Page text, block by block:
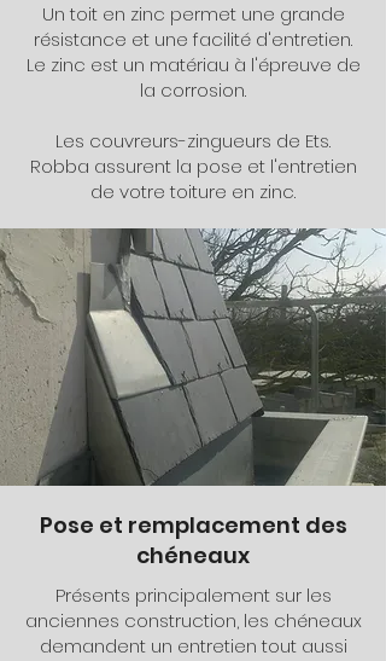
Un toit en zinc permet une grande
résistance et une facilité d'entretien.
Le zinc est un matériau à l'épreuve de
la corrosion.
Les couvreurs-zingueurs de Ets.
Robba assurent la pose et l'entretien
de votre toiture en zinc.
Pose et remplacement des
chéneaux
Présents principalement sur les
anciennes construction, les chéneaux
demandent un entretien tout aussi